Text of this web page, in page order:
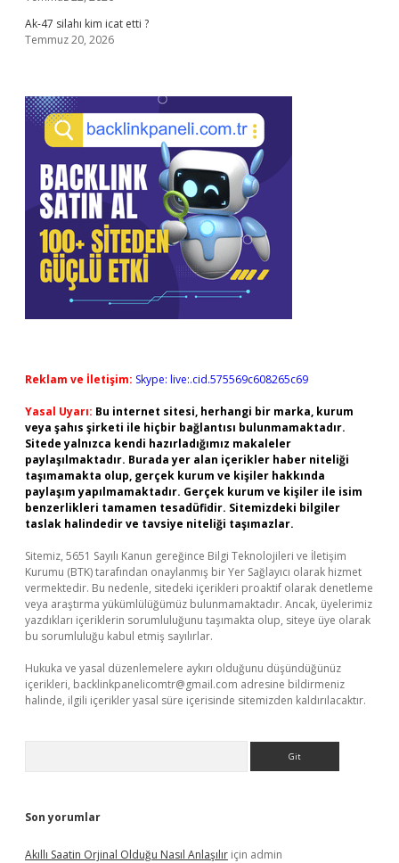
Ak-47 silahı kim icat etti ?
Temmuz 20, 2026
Reklam ve İletişim: Skype: live:.cid.575569c608265c69
Yasal Uyarı: Bu internet sitesi, herhangi bir marka, kurum
veya şahıs şirketi ile hiçbir bağlantısı bulunmamaktadır.
Sitede yalnızca kendi hazırladığımız makaleler
paylaşılmaktadır. Burada yer alan içerikler haber niteliği
taşımamakta olup, gerçek kurum ve kişiler hakkında
paylaşım yapılmamaktadır. Gerçek kurum ve kişiler ile isim
benzerlikleri tamamen tesadüfidir. Sitemizdeki bilgiler
taslak halindedir ve tavsiye niteliği taşımazlar.
Sitemiz, 5651 Sayılı Kanun gereğince Bilgi Teknolojileri ve İletişim
Kurumu (BTK) tarafından onaylanmış bir Yer Sağlayıcı olarak hizmet
vermektedir. Bu nedenle, sitedeki içerikleri proaktif olarak denetleme
veya araştırma yükümlülüğümüz bulunmamaktadır. Ancak, üyelerimiz
yazdıkları içeriklerin sorumluluğunu taşımakta olup, siteye üye olarak
bu sorumluluğu kabul etmiş sayılırlar.
Hukuka ve yasal düzenlemelere aykırı olduğunu düşündüğünüz
içerikleri, backlinkpanelicomtr@gmail.com adresine bildirmeniz
halinde, ilgili içerikler yasal süre içerisinde sitemizden kaldırılacaktır.
Son yorumlar
Akıllı Saatin Orjinal Olduğu Nasıl Anlaşılır için admin